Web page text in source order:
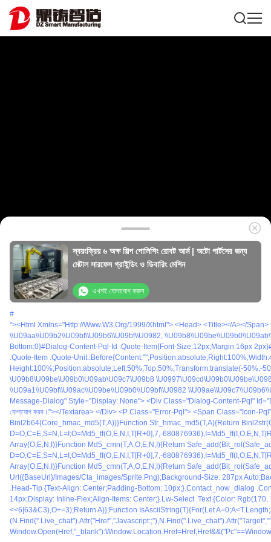
স্বয়ংক্রিয় ৬ অক্ষ শিল্প পোলিশিং রোবট আর্ম | অটো পার্টসের জন্য
মেটাল সারফেস গ্রাইন্ডিং ও ডিবারিং মেশিন
এখনই যোগাযোগ করুন
#
"><html Xmlns="http://www.w3.org/1999/xhtml"> <head> <title></a></span> <span>#<a Href="/bengali/buy-Auto-Buffing-Machine.html" Title="স্বয়ংক্রিয় মসৃণতা মেশিন">স্বয়ংক্রিয় মসৃণতা মেশিন</a></span> <span>#<a Href="/bengali/buy-Auto-